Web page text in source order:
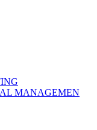
MANAGEMEN